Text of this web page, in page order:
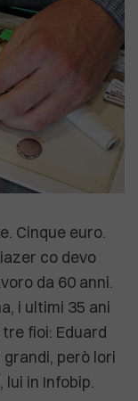
Cinque euro.
co devo
da 60 anni.
i ultimi 35 ani
fioi: Eduard
però lori
lui in Infobip.